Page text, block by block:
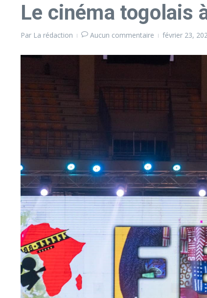
Le cinéma togolais
Par La rédaction Aucun commentaire février 23,